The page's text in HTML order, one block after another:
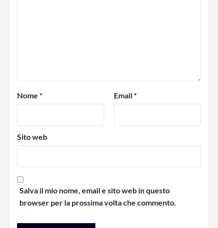
Nome * Email*
Sito web
Salva il mio nome, email e sito web in questo
browser per la prossima volta che commento.